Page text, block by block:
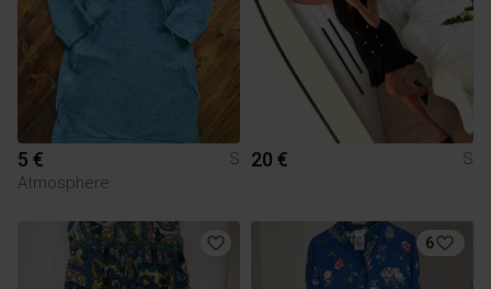
5 €
S
Atmosphere
20 € S
6